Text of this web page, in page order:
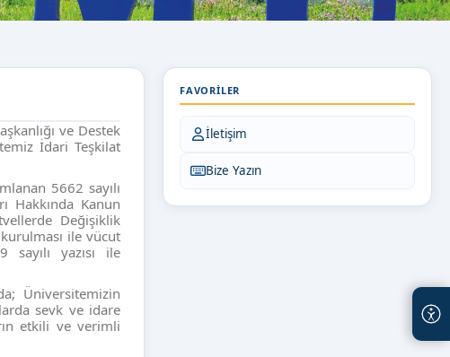
ve Destek
İdari Teşkilat
5662 sayılı
Hakkında Kanun
Değişiklik
ile vücut
sayılı yazısı ile
Üniversitemizin
sevk ve idare
etkili ve verimli
FAVORILER
İletişim
Bize Yazın